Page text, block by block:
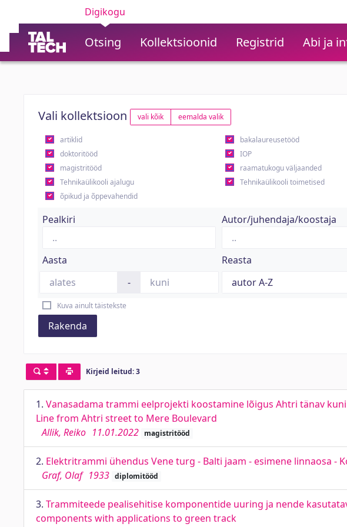
Digikogu
Otsing Kollektsioonid Registrid Abi ja
Vali kollektsioon vali kõik eemalda valik
artiklid bakalaureusetööd
doktoritööd
IOP
magistritööd
raamatukogu väljaanded
Tehnikaülikooli ajalugu
Tehnikaülikooli toimetised
õpikud ja õppevahendid
Pealkiri Autor/juhendaja/koostaja
Aasta
-
Reasta
Kuva ainult täistekste
Rakenda
Kirjeid leitud: 3
1. Vanasadama trammi eelprojekti koostamine lõigus Ahtri tänav
Line from Ahtri street to Mere Boulevard
Allik, Reiko 11.01.2022 magistritööd
2. Elektritrammi ühendus Vene turg - Balti jaam - esimene linnaosa -
Graf, Olaf 1933 diplomitööd
3. Trammiteede pealisehitise komponentide uuring ja nende
components with applications to green track